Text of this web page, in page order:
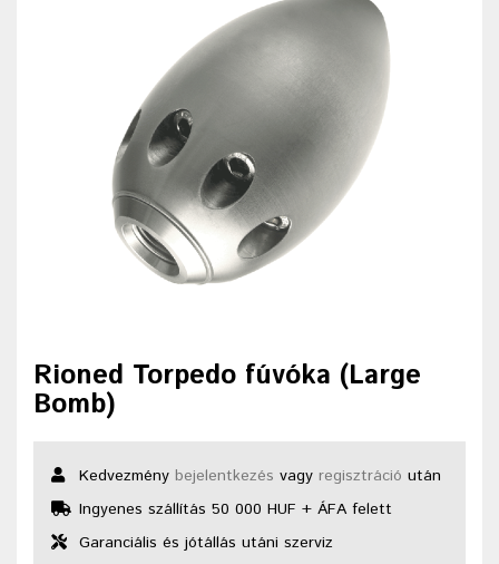
Rioned Torpedo fúvóka (Large
Bomb)
Kedvezmény bejelentkezés vagy regisztráció után
Ingyenes szállítás 50 000 HUF + ÁFA felett
Garanciális és jótállás utáni szerviz